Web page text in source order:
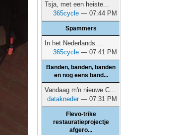
Tsja, met een heiste...
365cycle — 07:44 PM
Spammers
In het Nederlands ...
365cycle — 07:41 PM
Banden, banden, banden
en nog eens band...
Vandaag m'n nieuwe C...
datakneder— 07:31 PM
Flevo-trike
restauratieprojectje
afgero...